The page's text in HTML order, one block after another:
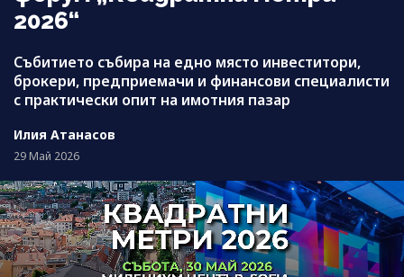
2026“
Събитието събира на едно място инвеститори,
брокери, предприемачи и финансови специалисти
с практически опит на имотния пазар
Илия Атанасов
29 Май 2026